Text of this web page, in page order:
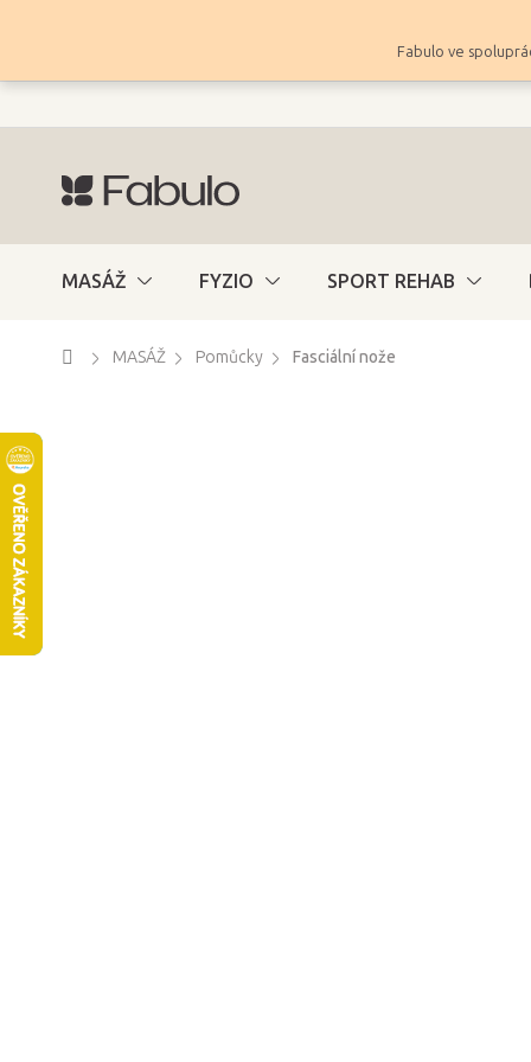
Fabulo ve
MASÁŽ FYZIO SPORT REHAB
DomůMASÁŽ Pomůcky Fasciální nože